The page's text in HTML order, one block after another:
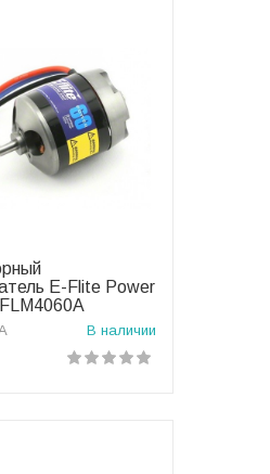
В корзину
E-Flite Power
В наличии